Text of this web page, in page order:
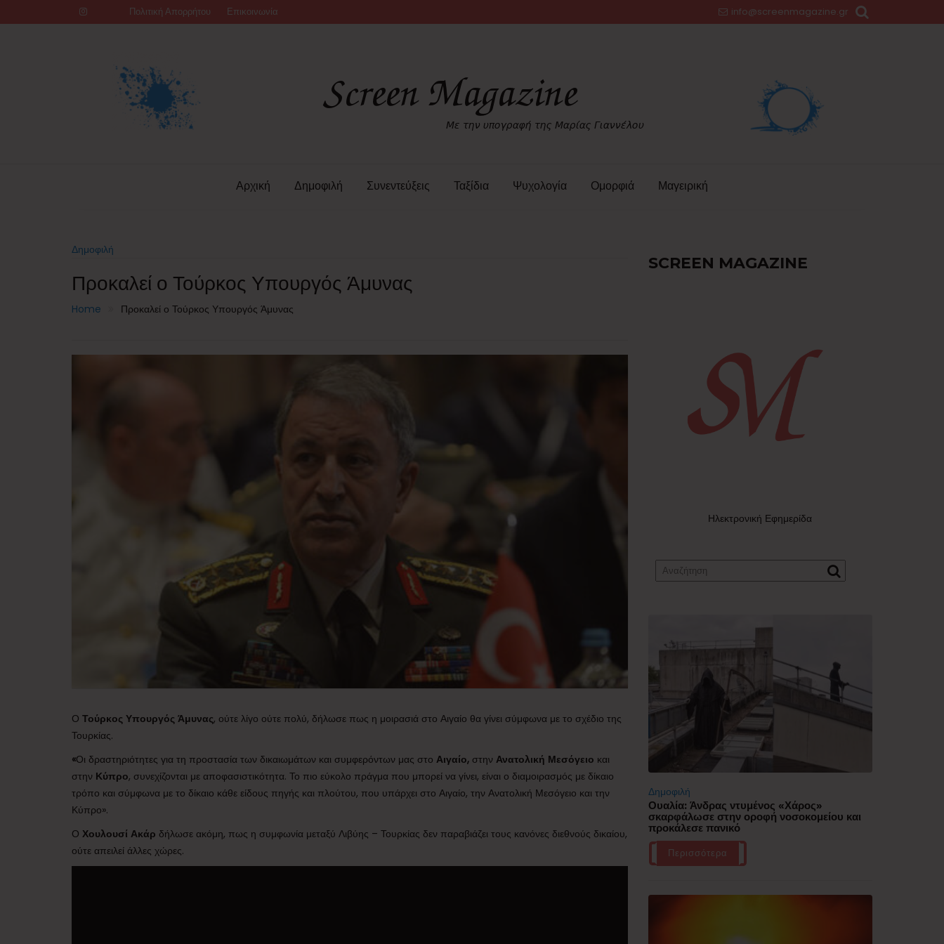
to
Πολιτική Απορρήτου Επικοινωνία info@screenmagazine.gr
Αρχική Δημοφιλή Συνεντεύξεις Ταξίδια Ψυχολογία Ομορφιά Μαγειρική
Δημοφιλή
Προκαλεί ο Τούρκος Υπουργός Άμυνας
Home Προκαλεί ο Τούρκος Υπουργός Άμυνας
Ο Τούρκος Υπουργός Άμυνας, ούτε λίγο ούτε πολύ, δήλωσε πως η μοιρασιά στο Αιγαίο θα γίνει σύμφωνα με το σχέδιο της
Τουρκίας.
«Οι δραστηριότητες για τη προστασία των δικαιωμάτων και συμφερόντων μας στο Αιγαίο, στην Ανατολική Μεσόγειο και
στην Κύπρο, συνεχίζονται με αποφασιστικότητα. Το πιο εύκολο πράγμα που μπορεί να γίνει, είναι ο διαμοιρασμός με δίκαιο
τρόπο και σύμφωνα με το δίκαιο κάθε είδους πηγής και πλούτου, που υπάρχει στο Αιγαίο, την Ανατολική Μεσόγειο και την
Κύπρο».
Ο Χουλουσί Ακάρ δήλωσε ακόμη, πως η συμφωνία μεταξύ Λιβύης – Τουρκίας δεν παραβιάζει τους κανόνες διεθνούς δικαίου,
ούτε απειλεί άλλες χώρες.
SCREEN MAGAZINE
Ηλεκτρονική Εφημερίδα
Δημοφιλή
Ουαλία: Άνδρας ντυμένος «Χάρος»
σκαρφάλωσε στην οροφή νοσοκομείου και
προκάλεσε πανικό
Περισσότερα